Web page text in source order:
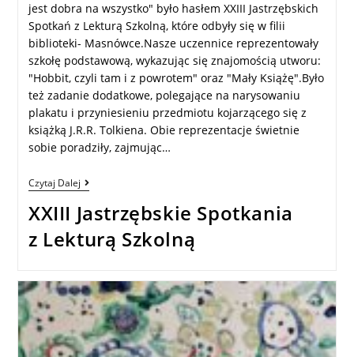
jest dobra na wszystko" było hasłem XXIII Jastrzębskich
Spotkań z Lekturą Szkolną, które odbyły się w filii
biblioteki- Masnówce.Nasze uczennice reprezentowały
szkołę podstawową, wykazując się znajomością utworu:
"Hobbit, czyli tam i z powrotem" oraz "Mały Książę".Było
też zadanie dodatkowe, polegające na narysowaniu
plakatu i przyniesieniu przedmiotu kojarzącego się z
książką J.R.R. Tolkiena. Obie reprezentacje świetnie
sobie poradziły, zajmując…
Czytaj Dalej
XXIII Jastrzębskie Spotkania
z Lekturą Szkolną